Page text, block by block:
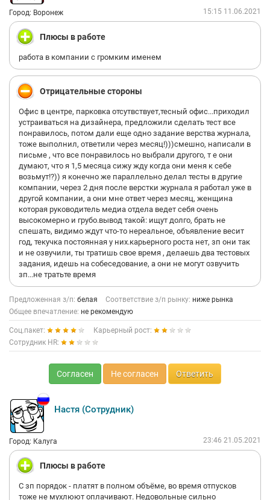
Город: Воронеж 15:15 11.06.2021
Плюсы в работе
работа в компании с громким именем
Отрицательные стороны
Офис в центре, парковка отсутвствует,тесный офис...приходил
устраиваться на дизайнера, предложили сделать тест все
понравилось, потом дали еще одно задание верства журнала,
тоже выполнил, ответили через месяц!)))смешно, написали в
письме , что все понравилось но выбрали другого, т е они
думают, что я 1,5 месяца сижу жду когда они меня к себе
возьмут!?)) я конечно же параллельно делал тесты в другие
компании, через 2 дня после верстки журнала я работал уже в
другой компании, а они мне ответ через месяц, женщина
которая руководитель медиа отдела ведет себя очень
высокомерно и грубо.вывод такой: ищут долго, брать не
спешать, видимо ждут что-то нереальное, объявление весит
год, текучка постоянная у них.карьерного роста нет, зп они так
и не озвучили, ты тратишь свое время , делаешь два тестовых
задания, идешь на собеседование, а они не могут озвучить
зп...не тратьте время
Предложенная з/п: белая Соответствие з/п рынку: ниже рынка
Общее впечатление: не рекомендую
Соц.пакет:
Карьерный рост:
Сотрудник HR:
Согласен Не согласен Ответить
Настя (Сотрудник)
Город: Калуга 23:46 21.05.2021
Плюсы в работе
С зп порядок - платят в полном объёме, во время отпусков
тоже не мухлюют оплачивают. Недовольные сильно